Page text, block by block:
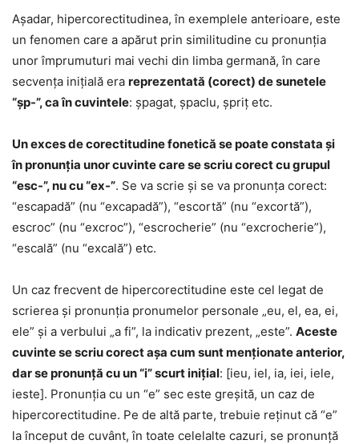
Așadar, hipercorectitudinea, în exemplele anterioare, este
un fenomen care a apărut prin similitudine cu pronunția
unor împrumuturi mai vechi din limba germană, în care
secvența inițială era reprezentată (corect) de sunetele
“șp-”, ca în cuvintele: șpagat, șpaclu, șpriț etc.
Un exces de corectitudine fonetică se poate constata și
în pronunția unor cuvinte care se scriu corect cu grupul
“esc-”, nu cu “ex-”. Se va scrie și se va pronunța corect:
“escapadă” (nu “excapadă”), “escortă” (nu “excortă”),
escroc” (nu “excroc”), “escrocherie” (nu “excrocherie”),
“escală” (nu “excală”) etc.
Un caz frecvent de hipercorectitudine este cel legat de
scrierea și pronunția pronumelor personale „eu, el, ea, ei,
ele” și a verbului „a fi”, la indicativ prezent, „este”. Aceste
cuvinte se scriu corect așa cum sunt menționate anterior,
dar se pronunță cu un “i” scurt inițial: [ieu, iel, ia, iei, iele,
ieste]. Pronunția cu un “e” sec este greșită, un caz de
hipercorectitudine. Pe de altă parte, trebuie reținut că “e”
la început de cuvânt, în toate celelalte cazuri, se pronunță